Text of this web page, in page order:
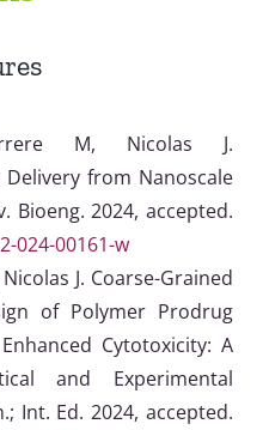
M, Nicolas J.
from Nanoscale
Bioeng. 2024, accepted.
024-00161-w
J. Coarse-Grained
of Polymer Prodrug
Cytotoxicity: A
and Experimental
Int. Ed. 2024, accepted.